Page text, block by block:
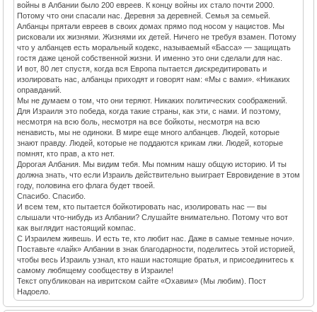
войны в Албании было 200 евреев. К концу войны их стало почти 2000.
Потому что они спасали нас. Деревня за деревней. Семья за семьей.
Албанцы прятали евреев в своих домах прямо под носом у нацистов. Мы
рисковали их жизнями. Жизнями их детей. Ничего не требуя взамен. Потому
что у албанцев есть моральный кодекс, называемый «Басса» — защищать
гостя даже ценой собственной жизни. И именно это они сделали для нас.
И вот, 80 лет спустя, когда вся Европа пытается дискредитировать и
изолировать нас, албанцы приходят и говорят нам: «Мы с вами». «Никаких
оправданий.
Мы не думаем о том, что они теряют. Никаких политических соображений.
Для Израиля это победа, когда такие страны, как эти, с нами. И поэтому,
несмотря на всю боль, несмотря на все бойкоты, несмотря на всю
ненависть, мы не одиноки. В мире еще много албанцев. Людей, которые
знают правду. Людей, которые не поддаются крикам лжи. Людей, которые
помнят, кто прав, а кто нет.
Дорогая Албания. Мы видим тебя. Мы помним нашу общую историю. И ты
должна знать, что если Израиль действительно выиграет Евровидение в этом
году, половина его флага будет твоей.
Спасибо. Спасибо.
И всем тем, кто пытается бойкотировать нас, изолировать нас — вы
слышали что-нибудь из Албании? Слушайте внимательно. Потому что вот
как выглядит настоящий компас.
С Израилем живешь. И есть те, кто любит нас. Даже в самые темные ночи».
Поставьте «лайк» Албании в знак благодарности, поделитесь этой историей,
чтобы весь Израиль узнал, кто наши настоящие братья, и присоединитесь к
самому любящему сообществу в Израиле!
Текст опубликован на ивритском сайте «Охавим» (Мы любим). Пост
Надоело.